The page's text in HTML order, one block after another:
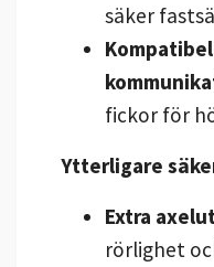
säker
fickor för
Ytterligare
Extra
rörlighet